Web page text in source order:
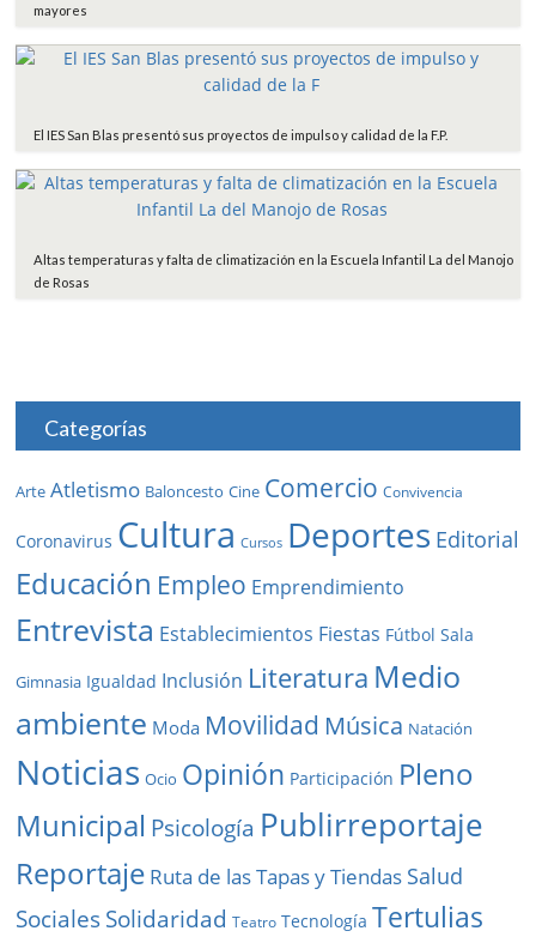
mayores
El IES San Blas presentó sus proyectos de impulso y calidad de la F.P.
Altas temperaturas y falta de climatización en la Escuela Infantil La del Manojo
de Rosas
Categorías
Arte Atletismo Baloncesto Cine Comercio Convivencia
Coronavirus Cultura Cursos Deportes Editorial
Educación Empleo Emprendimiento
Entrevista Establecimientos Fiestas Fútbol Sala
Gimnasia Igualdad Inclusión Literatura Medio
ambiente Moda Movilidad Música Natación
Noticias Ocio Opinión Participación Pleno
Municipal Psicología Publirreportaje
Reportaje Ruta de las Tapas y Tiendas Salud
SocialesSolidaridad Teatro Tecnología Tertulias